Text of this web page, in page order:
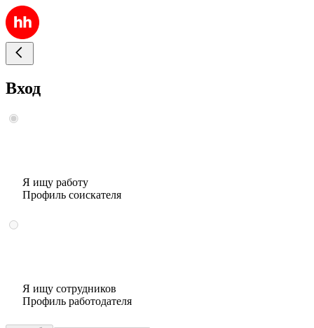
Вход
Я ищу работу
Профиль соискателя
Я ищу сотрудников
Профиль работодателя